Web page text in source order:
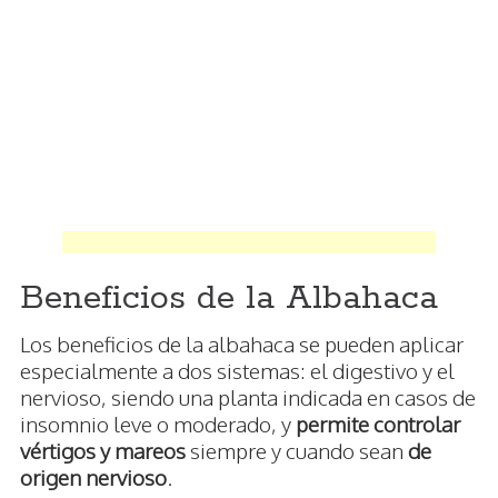
Beneficios de la Albahaca
Los beneficios de la albahaca se pueden aplicar
especialmente a dos sistemas: el digestivo y el
nervioso, siendo una planta indicada en casos de
insomnio leve o moderado, y permite controlar
vértigos y mareossiempre y cuando sean de
origen nervioso